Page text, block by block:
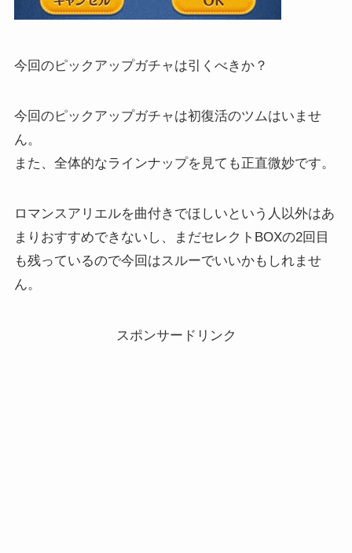
今回のピックアップガチャは引くべきか？
今回のピックアップガチャは初復活のツムはいませ
ん。
また、全体的なラインナップを見ても正直微妙です。
ロマンスアリエルを曲付きでほしいという人以外はあ
まりおすすめできないし、まだセレクトBOXの2回目
も残っているので今回はスルーでいいかもしれませ
ん。
スポンサードリンク